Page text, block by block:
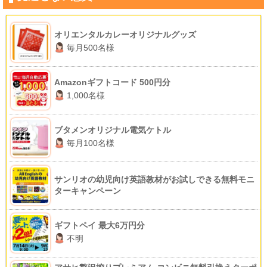
オリエンタルカレーオリジナルグッズ
毎月500名様
Amazonギフトコード 500円分
1,000名様
ブタメンオリジナル電気ケトル
毎月100名様
サンリオの幼児向け英語教材がお試しできる無料モニ
ターキャンペーン
ギフトペイ 最大6万円分
不明